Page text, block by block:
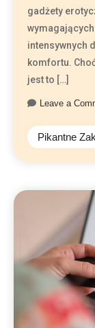
gadżety
intensywnych
komfortu.
jest to […]
Leave a
Pikantne